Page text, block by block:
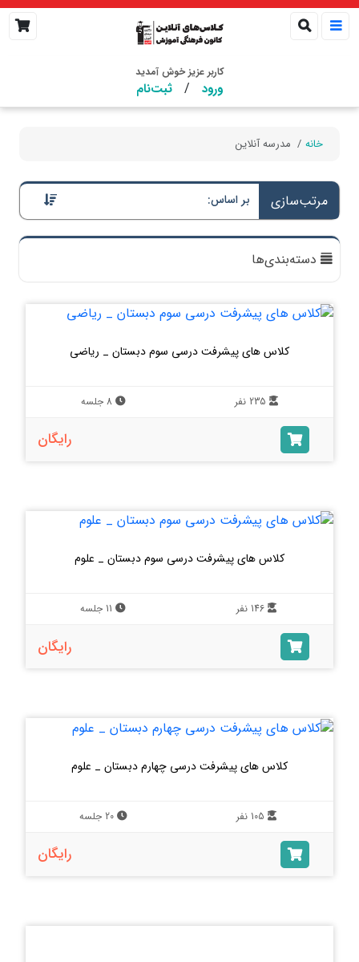
کاربر عزیز خوش آمدید
ورود / ثبت‌نام
خانه مدرسه آنلاین
مرتب‌سازی بر اساس:
دسته‌بندی‌ها
کلاس های پیشرفت درسی سوم دبستان _ ریاضی
235 نفر 8 جلسه
رایگان
کلاس های پیشرفت درسی سوم دبستان _ علوم
146 نفر 11 جلسه
رایگان
کلاس های پیشرفت درسی چهارم دبستان _ علوم
105 نفر 20 جلسه
رایگان